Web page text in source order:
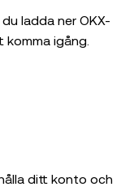
ladda ner OKX-
igång.
ditt konto och